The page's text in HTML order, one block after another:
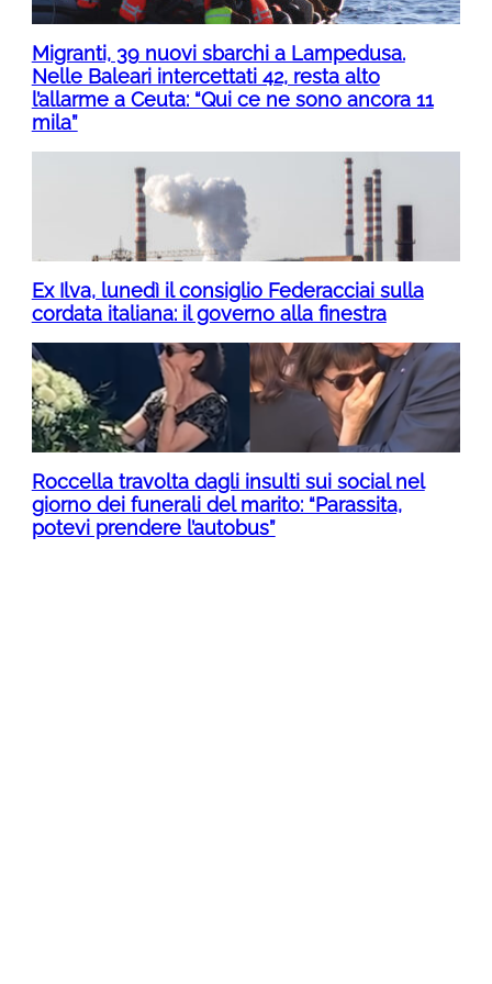
Migranti, 39 nuovi sbarchi a Lampedusa.
Nelle Baleari intercettati 42, resta alto
l’allarme a Ceuta: “Qui ce ne sono ancora 11
mila”
Ex Ilva, lunedì il consiglio Federacciai sulla
cordata italiana: il governo alla finestra
Roccella travolta dagli insulti sui social nel
giorno dei funerali del marito: “Parassita,
potevi prendere l’autobus”